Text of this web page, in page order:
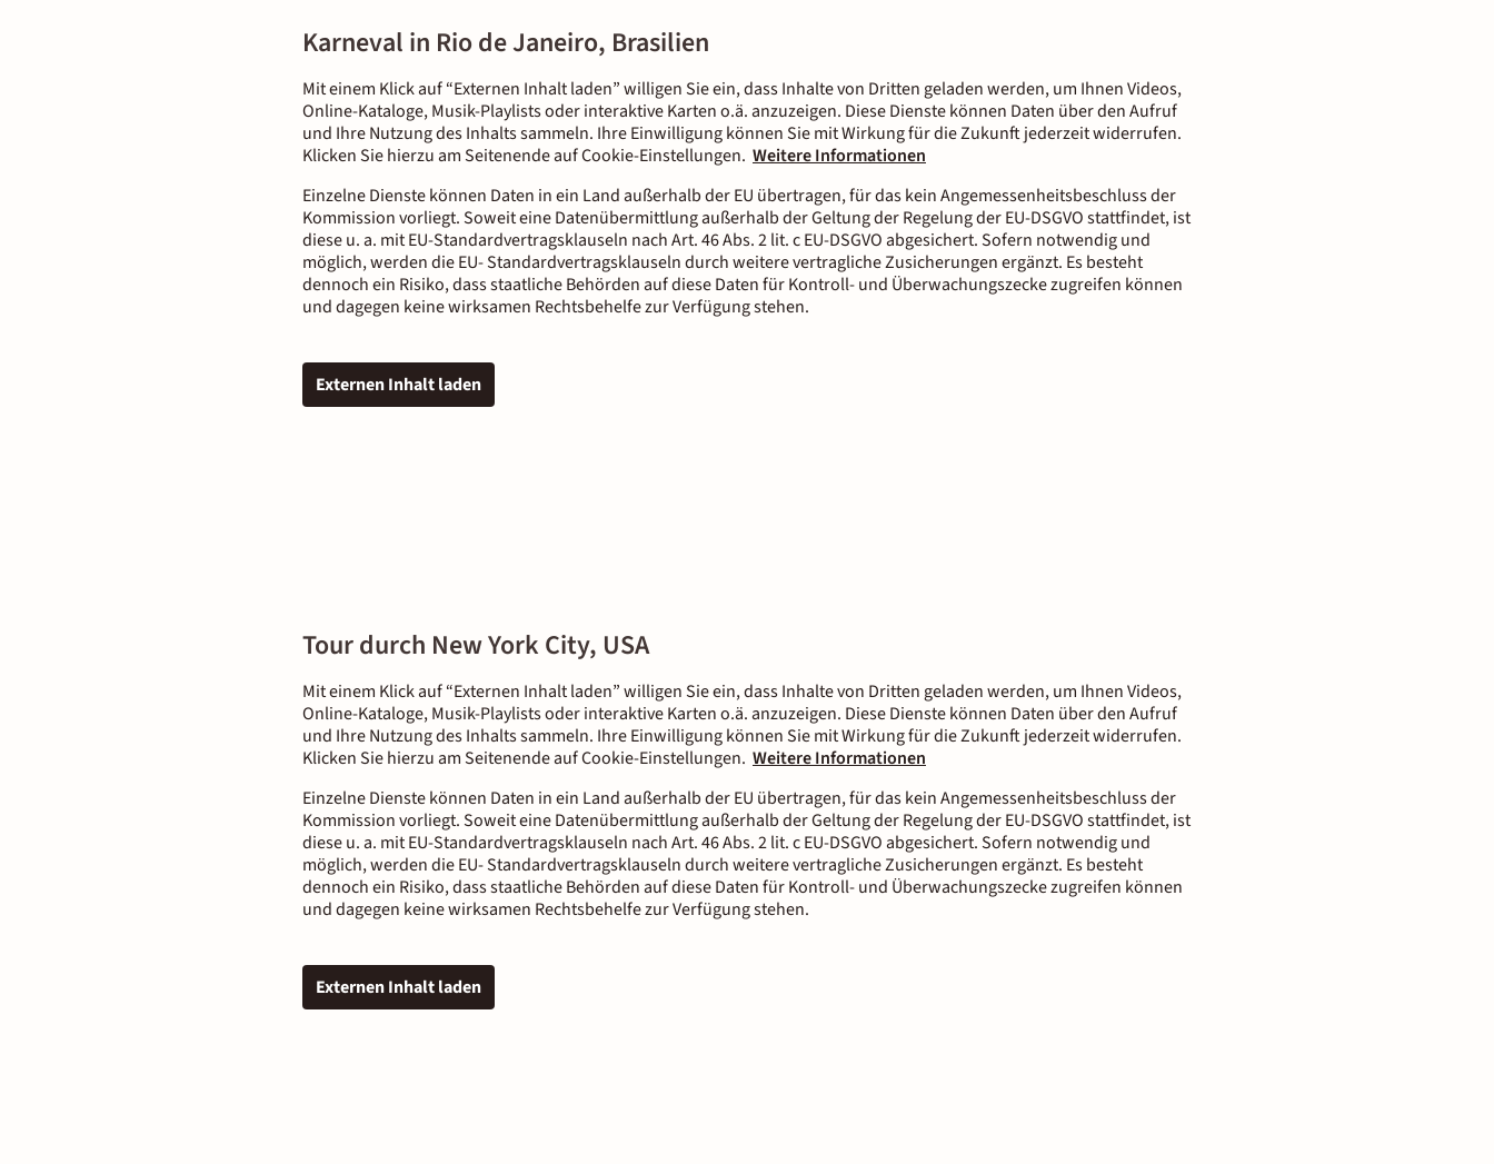
Karneval in Rio de Janeiro, Brasilien
Mit einem Klick auf “Externen Inhalt laden” willigen Sie ein, dass Inhalte von Dritten geladen werden, um Ihnen Videos,
Online-Kataloge, Musik-Playlists oder interaktive Karten o.ä. anzuzeigen. Diese Dienste können Daten über den Aufruf
und Ihre Nutzung des Inhalts sammeln. Ihre Einwilligung können Sie mit Wirkung für die Zukunft jederzeit widerrufen.
Klicken Sie hierzu am Seitenende auf Cookie-Einstellungen. Weitere Informationen
Einzelne Dienste können Daten in ein Land außerhalb der EU übertragen, für das kein Angemessenheitsbeschluss der
Kommission vorliegt. Soweit eine Datenübermittlung außerhalb der Geltung der Regelung der EU-DSGVO stattfindet, ist
diese u. a. mit EU-Standardvertragsklauseln nach Art. 46 Abs. 2 lit. c EU-DSGVO abgesichert. Sofern notwendig und
möglich, werden die EU- Standardvertragsklauseln durch weitere vertragliche Zusicherungen ergänzt. Es besteht
dennoch ein Risiko, dass staatliche Behörden auf diese Daten für Kontroll- und Überwachungszecke zugreifen können
und dagegen keine wirksamen Rechtsbehelfe zur Verfügung stehen.
Externen Inhalt laden
Tour durch New York City, USA
Mit einem Klick auf “Externen Inhalt laden” willigen Sie ein, dass Inhalte von Dritten geladen werden, um Ihnen Videos,
Online-Kataloge, Musik-Playlists oder interaktive Karten o.ä. anzuzeigen. Diese Dienste können Daten über den Aufruf
und Ihre Nutzung des Inhalts sammeln. Ihre Einwilligung können Sie mit Wirkung für die Zukunft jederzeit widerrufen.
Klicken Sie hierzu am Seitenende auf Cookie-Einstellungen. Weitere Informationen
Einzelne Dienste können Daten in ein Land außerhalb der EU übertragen, für das kein Angemessenheitsbeschluss der
Kommission vorliegt. Soweit eine Datenübermittlung außerhalb der Geltung der Regelung der EU-DSGVO stattfindet, ist
diese u. a. mit EU-Standardvertragsklauseln nach Art. 46 Abs. 2 lit. c EU-DSGVO abgesichert. Sofern notwendig und
möglich, werden die EU- Standardvertragsklauseln durch weitere vertragliche Zusicherungen ergänzt. Es besteht
dennoch ein Risiko, dass staatliche Behörden auf diese Daten für Kontroll- und Überwachungszecke zugreifen können
und dagegen keine wirksamen Rechtsbehelfe zur Verfügung stehen.
Externen Inhalt laden